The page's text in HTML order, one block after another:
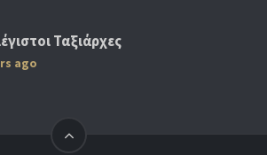
Ταξιάρχες
ago